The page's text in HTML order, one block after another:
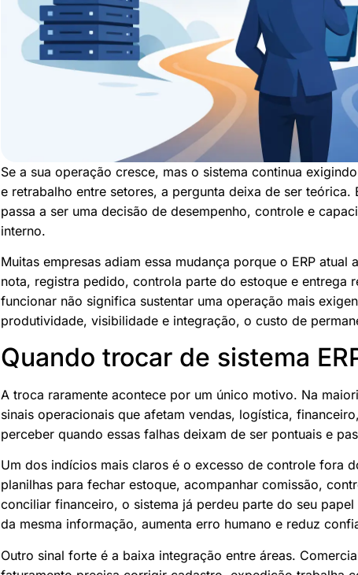
Se a sua operação cresce, mas o sistema continua
e retrabalho entre setores, a pergunta deixa de ser teórica.
passa a ser uma decisão de desempenho, controle e
interno.
Muitas empresas adiam essa mudança porque o ERP atual
nota, registra pedido, controla parte do estoque e entrega
funcionar não significa sustentar uma operação mais
produtividade, visibilidade e integração, o custo de
Quando trocar de sistema
A troca raramente acontece por um único motivo. Na
sinais operacionais que afetam vendas, logística,
perceber quando essas falhas deixam de ser pontuais e
Um dos indícios mais claros é o excesso de controle fora
planilhas para fechar estoque, acompanhar comissão,
conciliar financeiro, o sistema já perdeu parte do seu
da mesma informação, aumenta erro humano e reduz
Outro sinal forte é a baixa integração entre áreas.